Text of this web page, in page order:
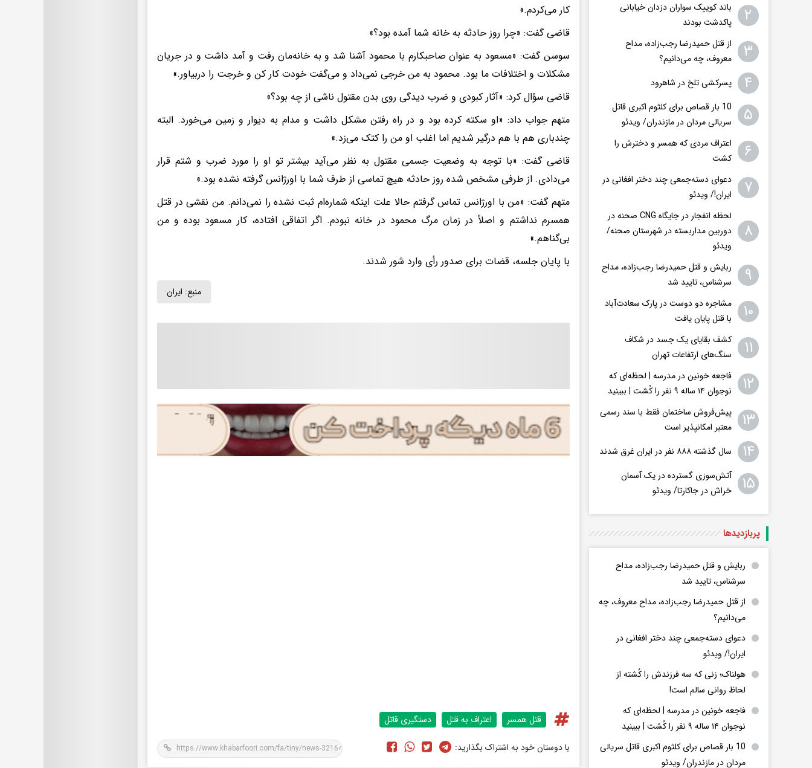
کار می‌کردم.»
قاضی گفت: «چرا روز حادثه به خانه شما آمده بود؟»
سوسن گفت: «مسعود به عنوان صاحبکارم با محمود آشنا شد و به خانه‌مان رفت و آمد داشت و در جریان
مشکلات و اختلافات ما بود. محمود به من خرجی نمی‌داد و می‌گفت خودت کار کن و خرجت را دربیاور.»
قاضی سؤال کرد: «آثار کبودی و ضرب دیدگی روی بدن مقتول ناشی از چه بود؟»
متهم جواب داد: «او سکته کرده بود و در راه رفتن مشکل داشت و مدام به دیوار و زمین می‌خورد. البته
چندباری هم با هم درگیر شدیم اما اغلب او من را کتک می‌زد.»
قاضی گفت: «با توجه به وضعیت جسمی مقتول به نظر می‌آید بیشتر تو او را مورد ضرب و شتم قرار
می‌دادی. از طرفی مشخص شده روز حادثه هیچ تماسی از طرف شما با اورژانس گرفته نشده بود.»
متهم گفت: «من با اورژانس تماس گرفتم حالا علت اینکه شماره‌ام ثبت نشده را نمی‌دانم. من نقشی در قتل
همسرم نداشتم و اصلاً در زمان مرگ محمود در خانه نبودم. اگر اتفاقی افتاده، کار مسعود بوده و من
بی‌گناهم.»
با پایان جلسه، قضات برای صدور رأی وارد شور شدند.
منبع: ایران
قتل همسر اعتراف به قتل دستگیری قاتل
با دوستان خود به اشتراک بگذارید:
۲
باند کوییک سواران دزدان خیابانی
پاکدشت بودند
۳
از قتل حمیدرضا رجب‌زاده، مداح
معروف، چه می‌دانیم؟
۴ پسرکشی تلخ در شاهرود
۵
10 بار قصاص برای کلثوم اکبری قاتل
سریالی مردان در مازندران/ ویدئو
۶
اعتراف مردی که همسر و دخترش را
کشت
۷
دعوای دسته‌جمعی چند دختر افغانی در
ایران!/ ویدئو
۸
لحظه انفجار در جایگاه CNG صحنه در
دوربین مداربسته در شهرستان صحنه/
ویدئو
۹
ربایش و قتل حمیدرضا رجب‌زاده، مداح
سرشناس، تایید شد
۱۰
مشاجره دو دوست در پارک سعادت‌آباد
با قتل پایان یافت
۱۱
کشف بقایای یک جسد در شکاف
سنگ‌های ارتفاعات تهران
۱۲
فاجعه خونین در مدرسه | لحظه‌ای که
نوجوان ۱۴ ساله ۹ نفر را کُشت | ببینید
۱۳
پیش‌فروش ساختمان فقط با سند رسمی
معتبر امکانپذیر است
۱۴ سال گذشته ۸۸۸ نفر در ایران غرق شدند
۱۵
​​​​​​​آتش‌سوزی گسترده در یک آسمان
خراش در جاکارتا/ ویدئو
پربازدید‌ها
ربایش و قتل حمیدرضا رجب‌زاده، مداح
سرشناس، تایید شد
از قتل حمیدرضا رجب‌زاده، مداح معروف، چه
می‌دانیم؟
دعوای دسته‌جمعی چند دختر افغانی در
ایران!/ ویدئو
هولناک؛ زنی که سه فرزندش را کُشته از
لحاظ روانی سالم است!
فاجعه خونین در مدرسه | لحظه‌ای که
نوجوان ۱۴ ساله ۹ نفر را کُشت | ببینید
10 بار قصاص برای کلثوم اکبری قاتل سریالی
مردان در مازندران/ ویدئو